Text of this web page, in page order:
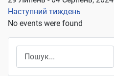
Наступний тиждень
No events were found